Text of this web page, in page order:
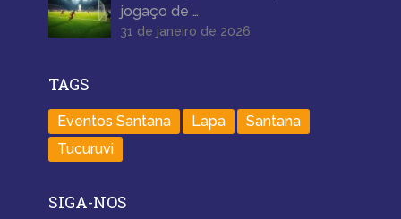
jogaço de …
31 de janeiro de 2026
TAGS
Eventos Santana Lapa
Santana
Tucuruvi
SIGA-NOS